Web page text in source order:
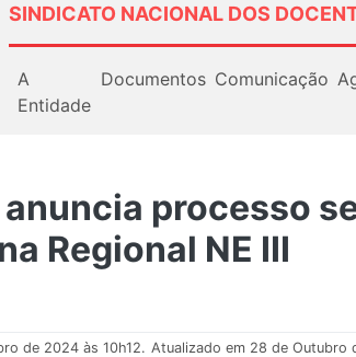
SINDICATO NACIONAL DOS
A
Entidade
Documentos Comunicação
anuncia processo
Regional NE III
de 2024 às 10h12. Atualizado em 28 de Outubro